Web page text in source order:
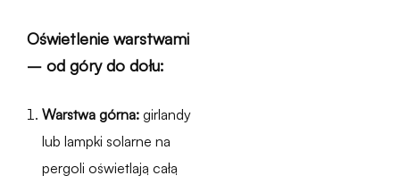
Oświetlenie warstwami
– od góry do dołu:
Warstwa górna: girlandy
lub lampki solarne na
pergoli oświetlają całą